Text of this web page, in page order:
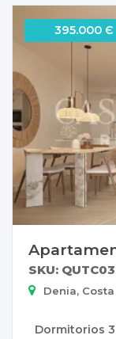
395.000 Є
SKU:
Denia,
Dormitorios 3